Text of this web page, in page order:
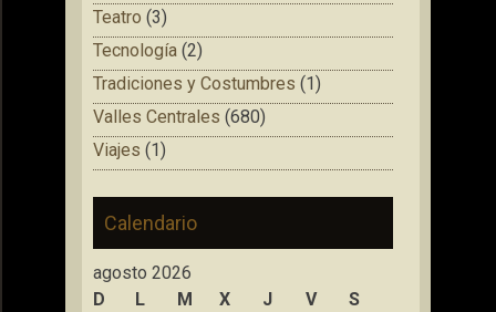
Teatro (3)
Tecnología (2)
Tradiciones y Costumbres (1)
Valles Centrales (680)
Viajes (1)
Calendario
agosto 2026
D
L M X J V
S